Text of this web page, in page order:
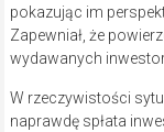
pokazując im
Zapewniał, że
wydawanych
W rzeczywistości
naprawdę spłata